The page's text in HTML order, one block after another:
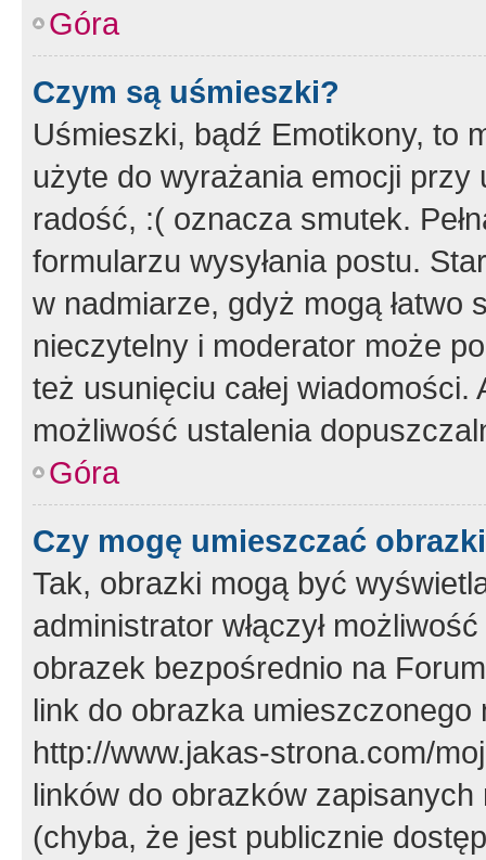
Góra
Czym są uśmieszki?
Uśmieszki, bądź Emotikony, to
użyte do wyrażania emocji
radość, :( oznacza smutek.
formularzu wysyłania postu.
w nadmiarze, gdyż mogą
nieczytelny i moderator może
też usunięciu całej
możliwość ustalenia
Góra
Czy mogę umieszczać
Tak, obrazki mogą być
administrator włączył
obrazek bezpośrednio na
link do obrazka
http://www.jakas-strona.com/
linków do obrazków
(chyba, że jest publicznie